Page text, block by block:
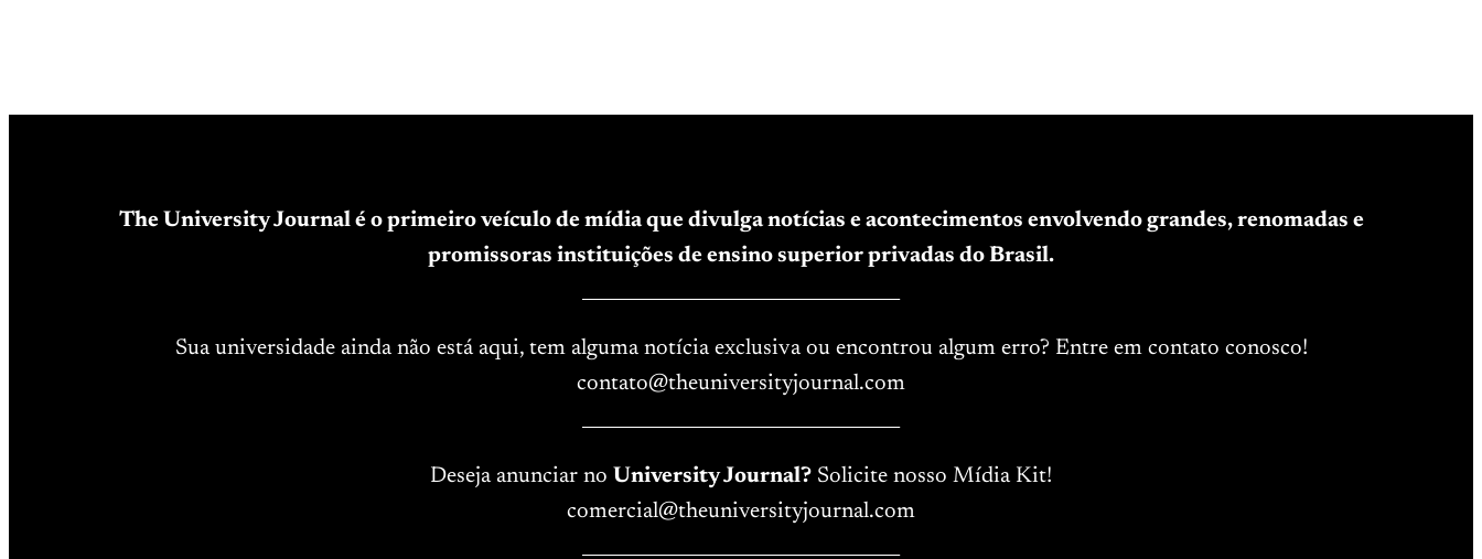
The University Journal é o primeiro veículo de mídia que divulga notícias e acontecimentos envolvendo grandes, renomadas e
promissoras instituições de ensino superior privadas do Brasil.
Sua universidade ainda não está aqui, tem alguma notícia exclusiva ou encontrou algum erro? Entre em contato conosco!
contato@theuniversityjournal.com
Deseja anunciar no University Journal? Solicite nosso Mídia Kit!
comercial@theuniversityjournal.com